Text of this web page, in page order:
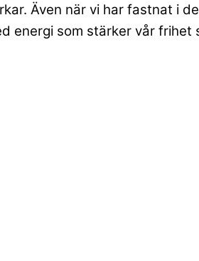
Även när vi har fastnat i
energi som stärker vår